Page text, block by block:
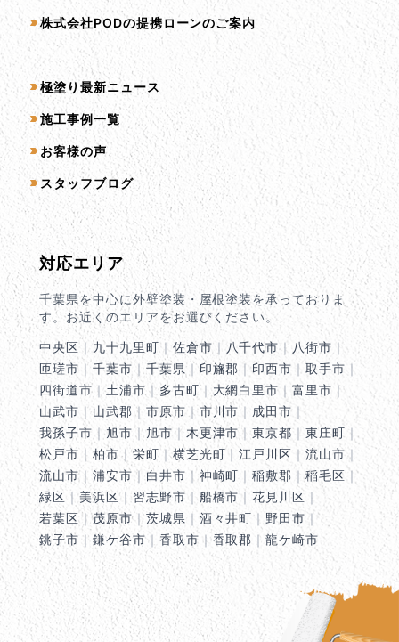
株式会社PODの提携ローンのご案内
コンテンツ一覧
極塗り最新ニュース
施工事例一覧
お客様の声
スタッフブログ
対応エリア
千葉県を中心に外壁塗装・屋根塗装を承っておりま
す。お近くのエリアをお選びください。
中央区 ｜ 九十九里町 ｜ 佐倉市｜ 八千代市｜ 八街市 ｜
匝瑳市 ｜ 千葉市 ｜ 千葉県｜ 印旛郡 ｜印西市 ｜取手市 ｜
四街道市｜土浦市 ｜ 多古町｜ 大網白里市 ｜富里市 ｜
山武市 ｜山武郡 ｜ 市原市 ｜ 市川市 ｜ 成田市 ｜
我孫子市 ｜旭市 ｜ 旭市｜ 木更津市 ｜東京都 ｜東庄町 ｜
松戸市 ｜ 柏市｜栄町 ｜横芝光町 ｜江戸川区 ｜流山市 ｜
流山市｜ 浦安市 ｜ 白井市 ｜神崎町 ｜稲敷郡 ｜稲毛区 ｜
緑区 ｜ 美浜区｜ 習志野市 ｜ 船橋市 ｜花見川区 ｜
若葉区｜茂原市｜茨城県 ｜ 酒々井町｜ 野田市 ｜
銚子市 ｜ 鎌ケ谷市 ｜ 香取市 ｜ 香取郡 ｜龍ケ崎市